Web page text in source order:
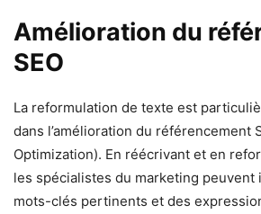
Amélioration du
SEO
La reformulation de texte est
dans l’amélioration du référencement
Optimization). En réécrivant et en
les spécialistes du marketing peuvent
mots-clés pertinents et des